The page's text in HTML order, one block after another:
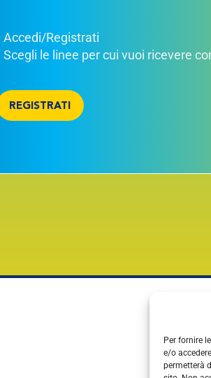
Per fornire
e/o
permetterà
Accedi/Registrati
Scegli le linee per cui vuoi ricevere
REGISTRATI